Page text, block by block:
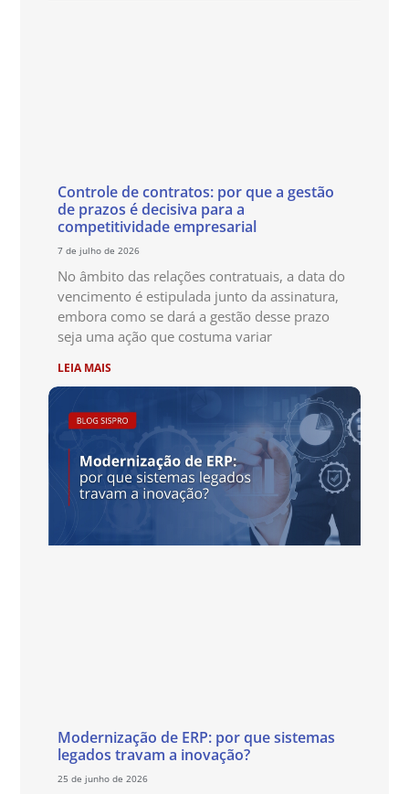
Controle de contratos: por que a gestão
de prazos é decisiva para a
competitividade empresarial
7 de julho de 2026
No âmbito das relações contratuais, a data do
vencimento é estipulada junto da assinatura,
embora como se dará a gestão desse prazo
seja uma ação que costuma variar
LEIA MAIS
Modernização de ERP: por que sistemas
legados travam a inovação?
25 de junho de 2026